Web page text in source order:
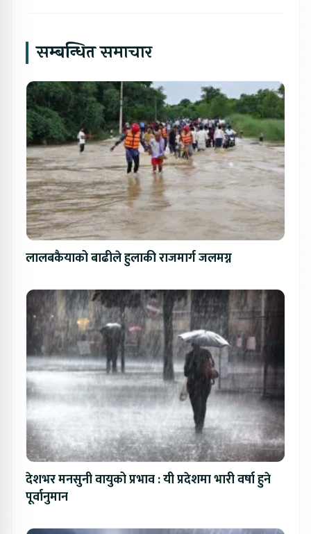
सम्बन्धित समाचार
लालबकैयाको बाढीले हुलाकी राजमार्ग जलमग्न
देशभर मनसुनी वायुको प्रभाव : यी प्रदेशमा भारी वर्षा हुने
पूर्वानुमान